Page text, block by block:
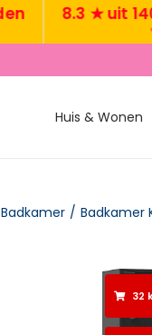
8.3 ★ uit 1400+
Huis & Wonen
Badkamer / Badkamer
32